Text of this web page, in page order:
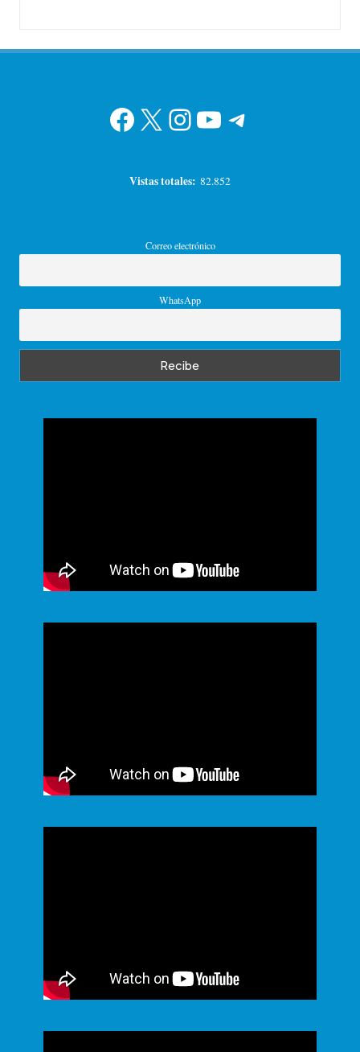
Facebook
X Instagram
YouTube
Telegram
Vistas totales: 82.852
Correo electrónico
WhatsApp